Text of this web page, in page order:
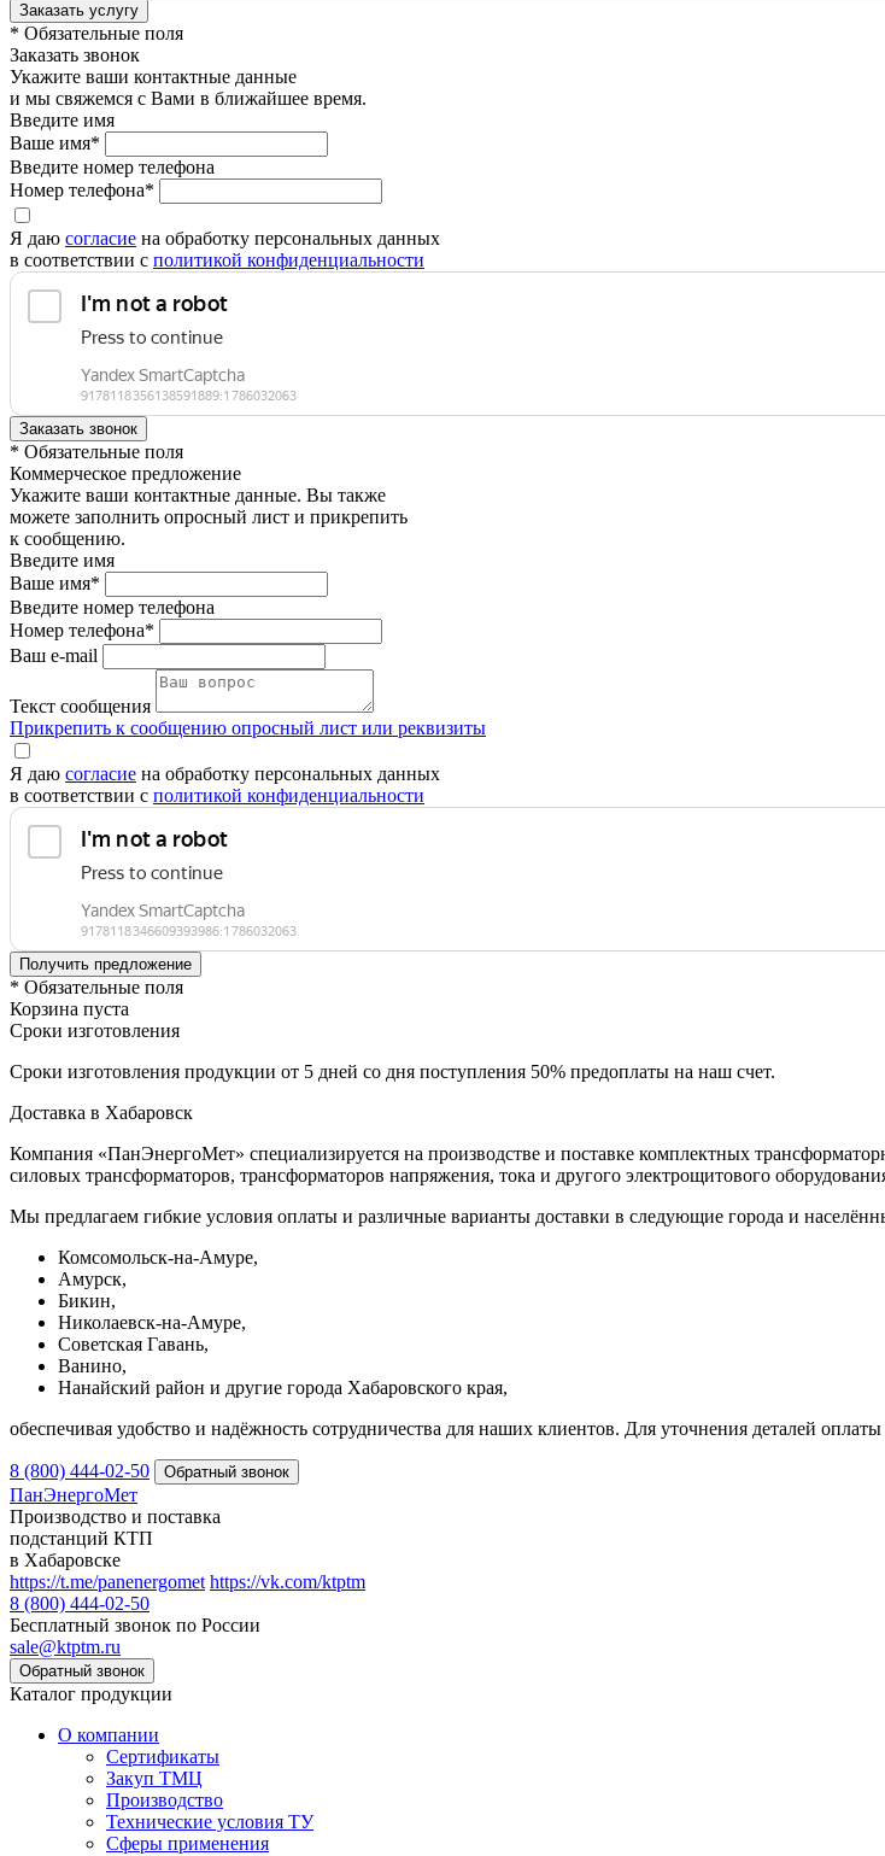
* Обязательные поля
Заказать звонок
Укажите ваши контактные данные
и мы свяжемся с Вами в ближайшее время.
Введите имя
Ваше имя*
Введите номер телефона
Номер телефона*
Я даю согласие на обработку персональных данных
в соответствии с политикой конфиденциальности
* Обязательные поля
Коммерческое предложение
Укажите ваши контактные данные. Вы также
можете заполнить опросный лист и прикрепить
к сообщению.
Введите имя
Ваше имя*
Введите номер телефона
Номер телефона*
Ваш e-mail
Текст сообщения
Прикрепить к сообщению опросный лист или реквизиты
Я даю согласие на обработку персональных данных
в соответствии с политикой конфиденциальности
* Обязательные поля
Корзина пуста
Сроки изготовления
Сроки изготовления продукции от 5 дней со дня поступления 50% предоплаты на наш счет.
Доставка в Хабаровск
Компания «ПанЭнергоМет» специализируется на производстве и поставке комплектных
силовых трансформаторов, трансформаторов напряжения, тока и другого электрощитового
Мы предлагаем гибкие условия оплаты и различные варианты доставки в следующие города и
Комсомольск-на-Амуре,
Амурск,
Бикин,
Николаевск-на-Амуре,
Советская Гавань,
Ванино,
Нанайский район и другие города Хабаровского края,
обеспечивая удобство и надёжность сотрудничества для наших клиентов. Для уточнения деталей
8 (800) 444-02-50
ПанЭнергоМет
Производство и поставка
подстанций КТП
в Хабаровске
https://t.me/panenergomet https://vk.com/ktptm
8 (800) 444-02-50
Бесплатный звонок по России
sale@ktptm.ru
Каталог продукции
О компании
Сертификаты
Закуп ТМЦ
Производство
Технические условия ТУ
Сферы применения